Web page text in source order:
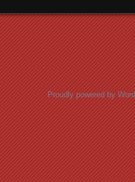
Proudly powered by